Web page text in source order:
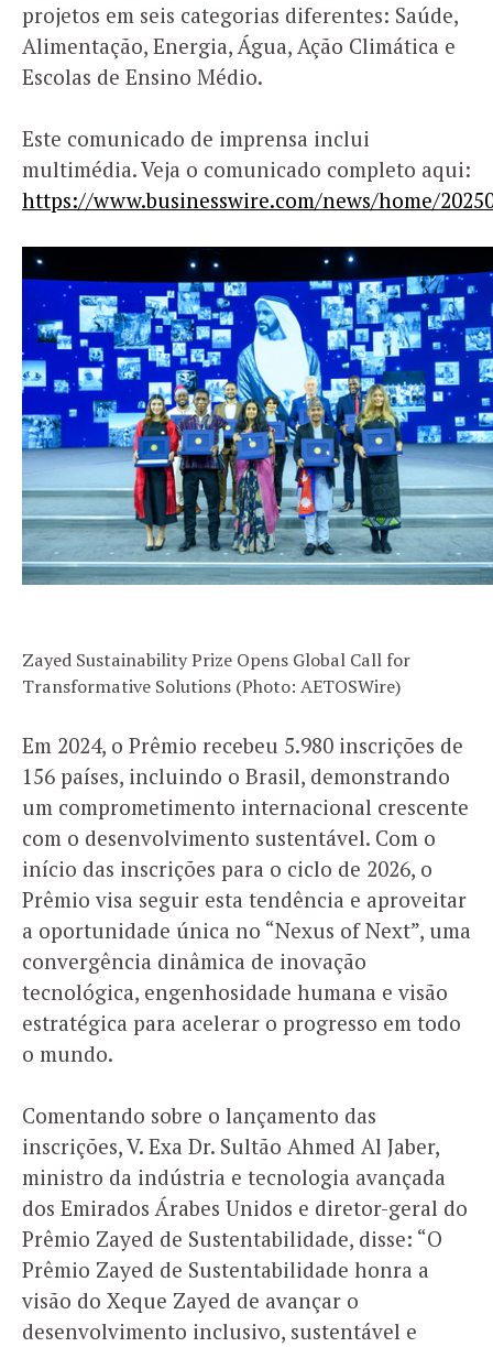
projetos em seis categorias diferentes: Saúde,
Alimentação, Energia, Água, Ação Climática e
Escolas de Ensino Médio.
Este comunicado de imprensa inclui
multimédia. Veja o comunicado completo aqui:
https://www.businesswire.com/news/home/
Zayed Sustainability Prize Opens Global Call for
Transformative Solutions (Photo: AETOSWire)
Em 2024, o Prêmio recebeu 5.980 inscrições de
156 países, incluindo o Brasil, demonstrando
um comprometimento internacional crescente
com o desenvolvimento sustentável. Com o
início das inscrições para o ciclo de 2026, o
Prêmio visa seguir esta tendência e aproveitar
a oportunidade única no “Nexus of Next”, uma
convergência dinâmica de inovação
tecnológica, engenhosidade humana e visão
estratégica para acelerar o progresso em todo
o mundo.
Comentando sobre o lançamento das
inscrições, V. Exa Dr. Sultão Ahmed Al Jaber,
ministro da indústria e tecnologia avançada
dos Emirados Árabes Unidos e diretor-geral do
Prêmio Zayed de Sustentabilidade, disse: “O
Prêmio Zayed de Sustentabilidade honra a
visão do Xeque Zayed de avançar o
desenvolvimento inclusivo, sustentável e